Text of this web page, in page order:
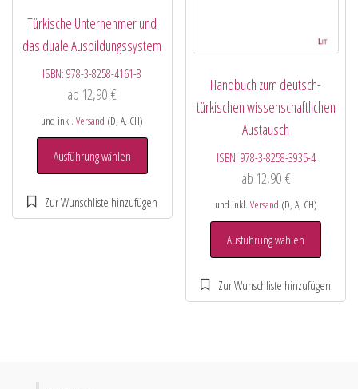
Türkische Unternehmer und
das duale Ausbildungssystem
ISBN:978-3-8258-4161-8
ab 12,90€
und inkl.Versand (D, A, CH)
Ausführung wählen
Handbuch zum deutsch-
türkischen wissenschaftlichen
Austausch
ISBN: 978-3-8258-3935-4
ab 12,90 €
und inkl. Versand (D, A, CH)
Ausführung wählen